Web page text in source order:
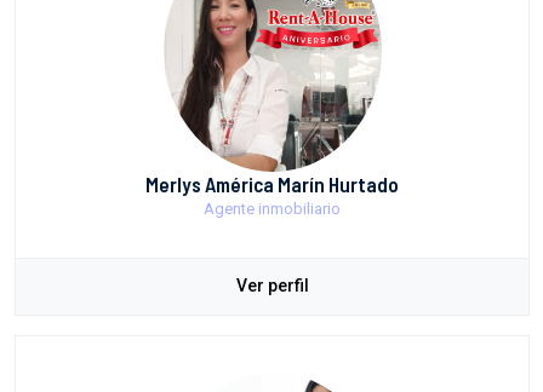
Merlys América Marín Hurtado
Agente inmobiliario
Ver perfil